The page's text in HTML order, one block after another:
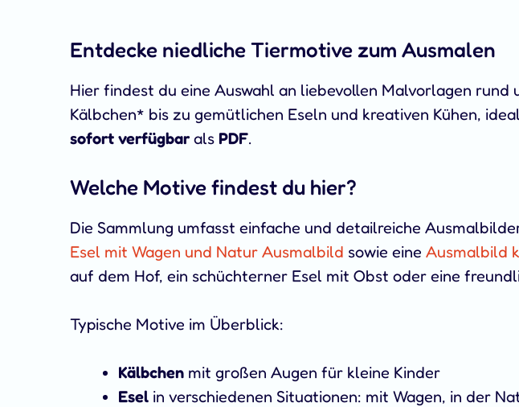
Entdecke niedliche Tiermotive zum Ausmalen
Hier findest du eine Auswahl an liebevollen Malvorlagen
Kälbchen* bis zu gemütlichen Eseln und kreativen Kühen,
sofort verfügbar als PDF.
Welche Motive findest du hier?
Die Sammlung umfasst einfache und detailreiche
Esel mit Wagen und Natur Ausmalbild sowie eine Ausmalbild
auf dem Hof, ein schüchterner Esel mit Obst oder eine
Typische Motive im Überblick:
Kälbchen mit großen Augen für kleine Kinder
Esel in verschiedenen Situationen: mit Wagen, in der